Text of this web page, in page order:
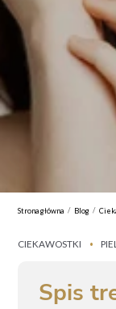
Strona główna / Blog /
CIEKAWOSTKI •
Spis